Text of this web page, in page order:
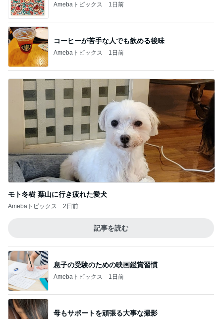
Amebaトピックス 1日前
コーヒーが苦手な人でも飲める後味
Amebaトピックス 1日前
モト冬樹 葉山に行き疲れた愛犬
Amebaトピックス 2日前
記事を読む
息子の受験のための映画鑑賞習慣
Amebaトピックス 1日前
母もサポートを頑張る大事な撮影